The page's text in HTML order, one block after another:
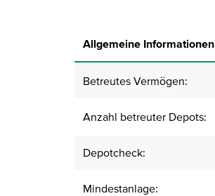
Allgemeine Informationen
Betreutes Vermögen:
Anzahl betreuter Depots:
Depotcheck:
Mindestanlage: